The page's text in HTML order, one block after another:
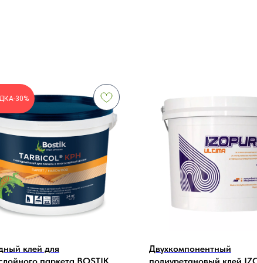
30%
клей для
Двухкомпонентный